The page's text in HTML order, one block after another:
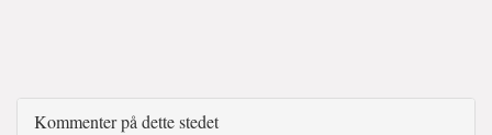
Kommenter på dette stedet